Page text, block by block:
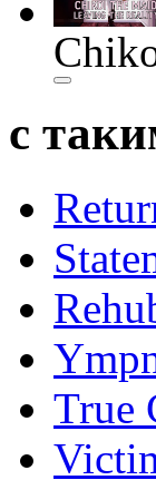
с
True